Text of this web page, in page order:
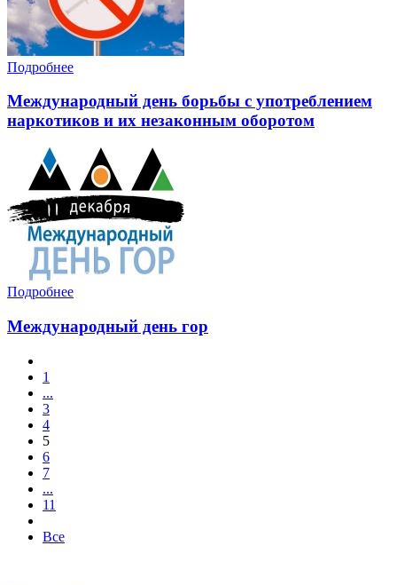
Подробнее
Международный день борьбы с употреблением
наркотиков и их незаконным оборотом
Подробнее
Международный день гор
1
...
3
4
5
6
7
...
11
Все